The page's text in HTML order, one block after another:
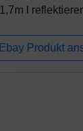
I
- große Hunde
Ebay Produkt